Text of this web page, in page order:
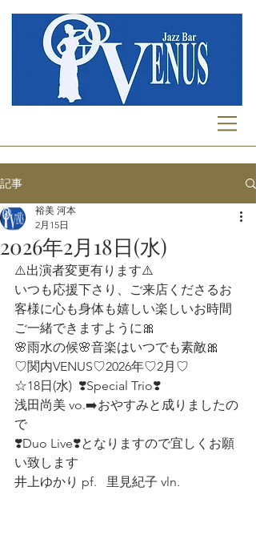
記事
2026年2月18日(水)
裕美 河本
2月15日
⚠️出演者変更有ります⚠️
いつも応援下さり、ご来店くださるお
客様に心も身体も嬉しい楽しいお時間
ご一緒できますように🎀
🌸雨水の候🌸音楽はいつでも素敵🎀
♡関内VENUS♡2026年♡2月♡
☆18日(水)  ❣️Special Trio❣️
浅田尚美 vo.➡️おやすみと成りましたの
で
❣️Duo Live❣️となりますので宜しくお願
い致します
井上ゆかり pf.   里見紀子 vln.